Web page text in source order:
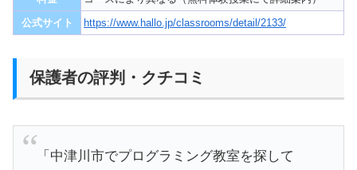
公式サイト
https://www.hallo.jp/classrooms/detail/2133/
保護者の評判・クチコミ
「中津川市でプログラミング教室を探して